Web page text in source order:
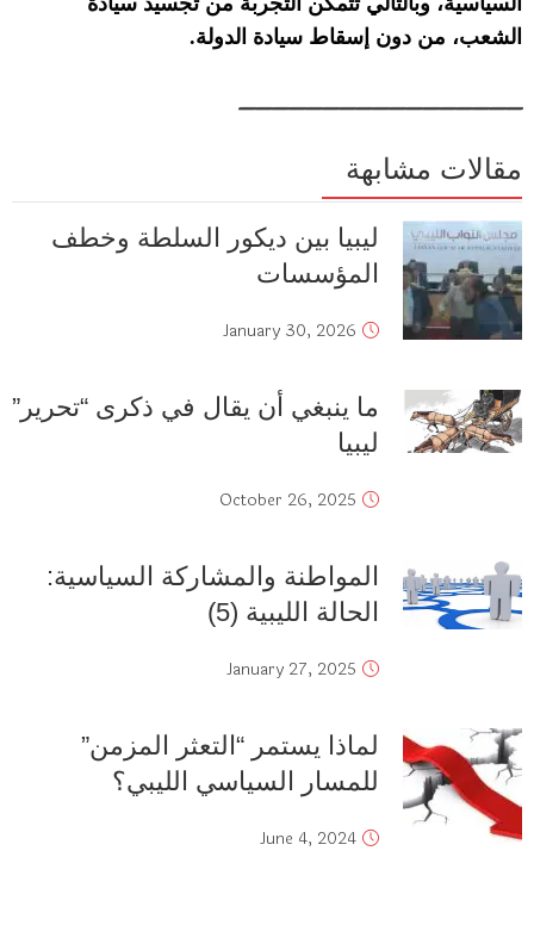
الشعب، من دون إسقاط سيادة الدولة.
_________________
مقالات مشابهة
ليبيا بين ديكور السلطة وخطف
المؤسسات
January 30, 2026
ما ينبغي أن يقال في ذكرى “تحرير”
ليبيا
October 26, 2025
المواطنة والمشاركة السياسية:
الحالة الليبية (5)
January 27, 2025
لماذا يستمر “التعثر المزمن”
للمسار السياسي الليبي؟
June 4, 2024